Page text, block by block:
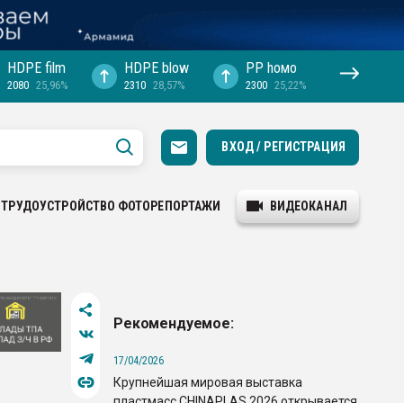
HDPE film
2080 25,96%
HDPE blow
2310 28,57%
PP hомо
2300 25,22%
ВХОД / РЕГИСТРАЦИЯ
ТРУДОУСТРОЙСТВО ФОТОРЕПОРТАЖИ ВИДЕОКАНАЛ
Рекомендуемое:
17/04/2026
Крупнейшая мировая выставка